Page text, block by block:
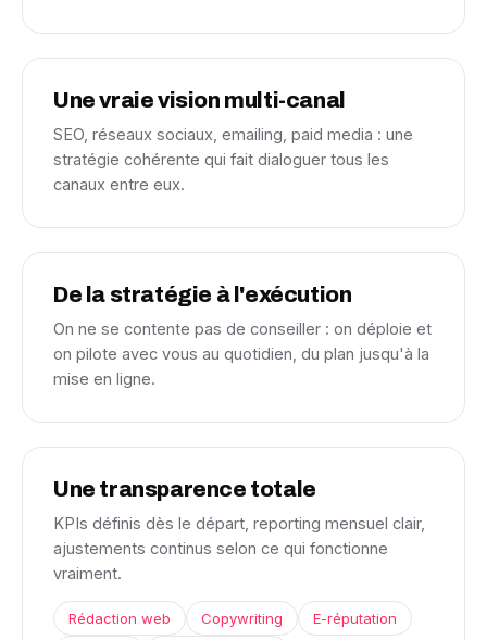
Une vraie vision multi-canal
SEO, réseaux sociaux, emailing, paid media : une
stratégie cohérente qui fait dialoguer tous les
canaux entre eux.
De la stratégie à l'exécution
On ne se contente pas de conseiller : on déploie et
on pilote avec vous au quotidien, du plan jusqu'à la
mise en ligne.
Une transparence totale
KPIs définis dès le départ, reporting mensuel clair,
ajustements continus selon ce qui fonctionne
vraiment.
Rédaction web Copywriting E-réputation